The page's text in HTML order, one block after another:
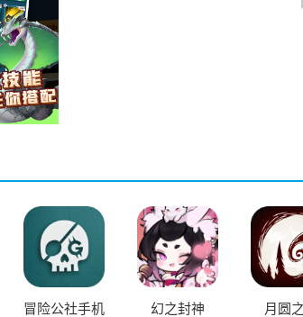
冒险公社手机 幻之封神 月圆